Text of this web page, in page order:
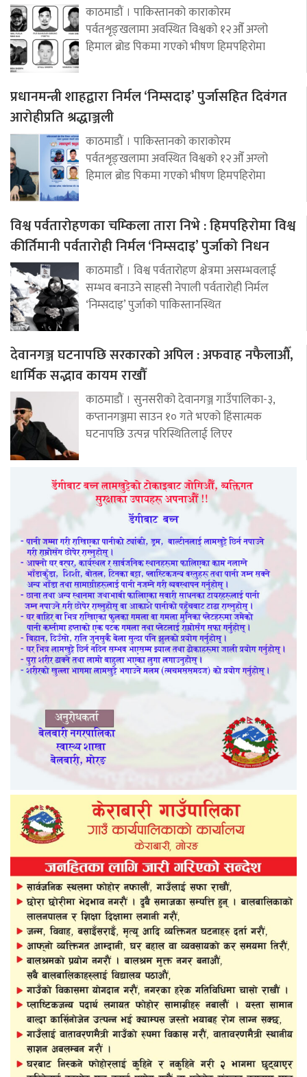
काठमाडौं । पाकिस्तानको काराकोरम
पर्वतशृङ्खलामा अवस्थित विश्वको १२औँ अग्लो
हिमाल ब्रोड पिकमा गएको भीषण हिमपहिरोमा
प्रधानमन्त्री शाहद्वारा निर्मल ‘निम्सदाइ’ पुर्जासहित दिवंगत
आरोहीप्रति श्रद्धाञ्जली
काठमाडौं । पाकिस्तानको काराकोरम
पर्वतशृङ्खलामा अवस्थित विश्वको १२औँ अग्लो
हिमाल ब्रोड पिकमा गएको भीषण हिमपहिरोमा
विश्व पर्वतारोहणका चम्किला तारा निभे : हिमपहिरोमा विश्व
कीर्तिमानी पर्वतारोही निर्मल ‘निम्सदाइ’ पुर्जाको निधन
काठमाडौं । विश्व पर्वतारोहण क्षेत्रमा असम्भवलाई
सम्भव बनाउने साहसी नेपाली पर्वतारोही निर्मल
‘निम्सदाइ’ पुर्जाको पाकिस्तानस्थित
देवानगञ्ज घटनापछि सरकारको अपिल : अफवाह नफैलाऔँ,
धार्मिक सद्भाव कायम राखौँ
काठमाडौं । सुनसरीको देवानगञ्ज गाउँपालिका-३,
कप्तानगञ्जमा साउन १० गते भएको हिंसात्मक
घटनापछि उत्पन्न परिस्थितिलाई लिएर